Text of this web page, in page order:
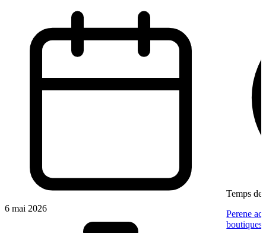
6 mai 2026
Temps de
Perene
boutiques